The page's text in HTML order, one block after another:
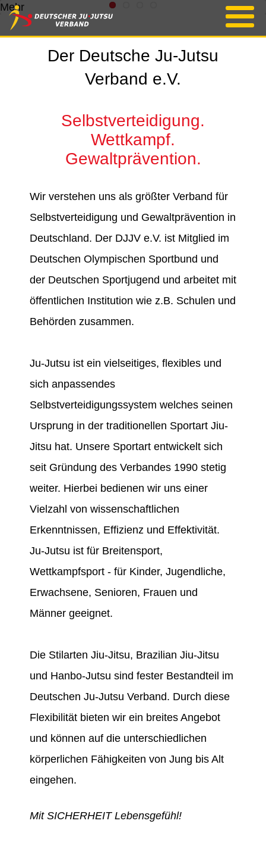
Mehr
Der Deutsche Ju-Jutsu
Verband e.V.
Selbstverteidigung.
Wettkampf.
Gewaltprävention.
Wir verstehen uns als größter Verband für
Selbstverteidigung und Gewaltprävention in
Deutschland. Der DJJV e.V. ist Mitglied im
Deutschen Olympischen Sportbund und
der Deutschen Sportjugend und arbeitet mit
öffentlichen Institution wie z.B. Schulen und
Behörden zusammen.
Ju-Jutsu ist ein vielseitiges, flexibles und
sich anpassendes
Selbstverteidigungssystem welches seinen
Ursprung in der traditionellen Sportart Jiu-
Jitsu hat. Unsere Sportart entwickelt sich
seit Gründung des Verbandes 1990 stetig
weiter. Hierbei bedienen wir uns einer
Vielzahl von wissenschaftlichen
Erkenntnissen, Effizienz und Effektivität.
Ju-Jutsu ist für Breitensport,
Wettkampfsport - für Kinder, Jugendliche,
Erwachsene, Senioren, Frauen und
Männer geeignet.
Die Stilarten Jiu-Jitsu, Brazilian Jiu-Jitsu
und Hanbo-Jutsu sind fester Bestandteil im
Deutschen Ju-Jutsu Verband. Durch diese
Flexibilität bieten wir ein breites Angebot
und können auf die unterschiedlichen
körperlichen Fähigkeiten von Jung bis Alt
eingehen.
Mit SICHERHEIT Lebensgefühl!